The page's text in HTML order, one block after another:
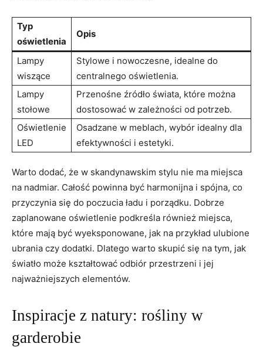
Typ
oświetlenia
Opis
Lampy
wiszące
Stylowe i nowoczesne, idealne do
centralnego oświetlenia.
Lampy
stołowe
Przenośne źródło świata, które można
dostosować w zależności od potrzeb.
Oświetlenie
LED
Osadzane w meblach, wybór idealny dla
efektywności i estetyki.
Warto dodać, że w skandynawskim stylu nie ma miejsca
na nadmiar. Całość powinna być harmonijna i spójna, co
przyczynia się do poczucia ładu i porządku. Dobrze
zaplanowane oświetlenie podkreśla również miejsca,
które mają być wyeksponowane, jak na przykład ulubione
ubrania czy dodatki. Dlatego warto skupić się na tym, jak
światło może kształtować odbiór przestrzeni i jej
najważniejszych elementów.
Inspiracje z natury: rośliny w
garderobie